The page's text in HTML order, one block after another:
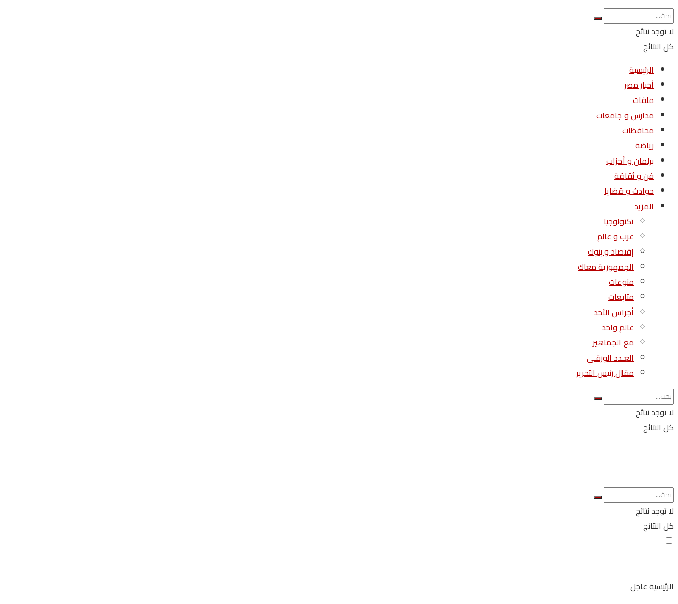
لا توجد نتائج
كل النتائج
الرئيسية
أخبار مصر
ملفات
مدارس و جامعات
محافظات
رياضة
برلمان و أحزاب
فن و ثقافة
حوادث و قضايا
المزيد
تكنولوجيا
عرب و عالم
إقتصاد و بنوك
الجمهورية معاك
منوعات
متابعات
أجراس الأحد
عالم واحد
مع الجماهير
العـدد الورقـي
مقال رئيس التحرير
لا توجد نتائج
كل النتائج
لا توجد نتائج
كل النتائج
الرئيسيةعاجل